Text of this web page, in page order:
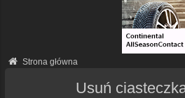
Strona główna
Usuń